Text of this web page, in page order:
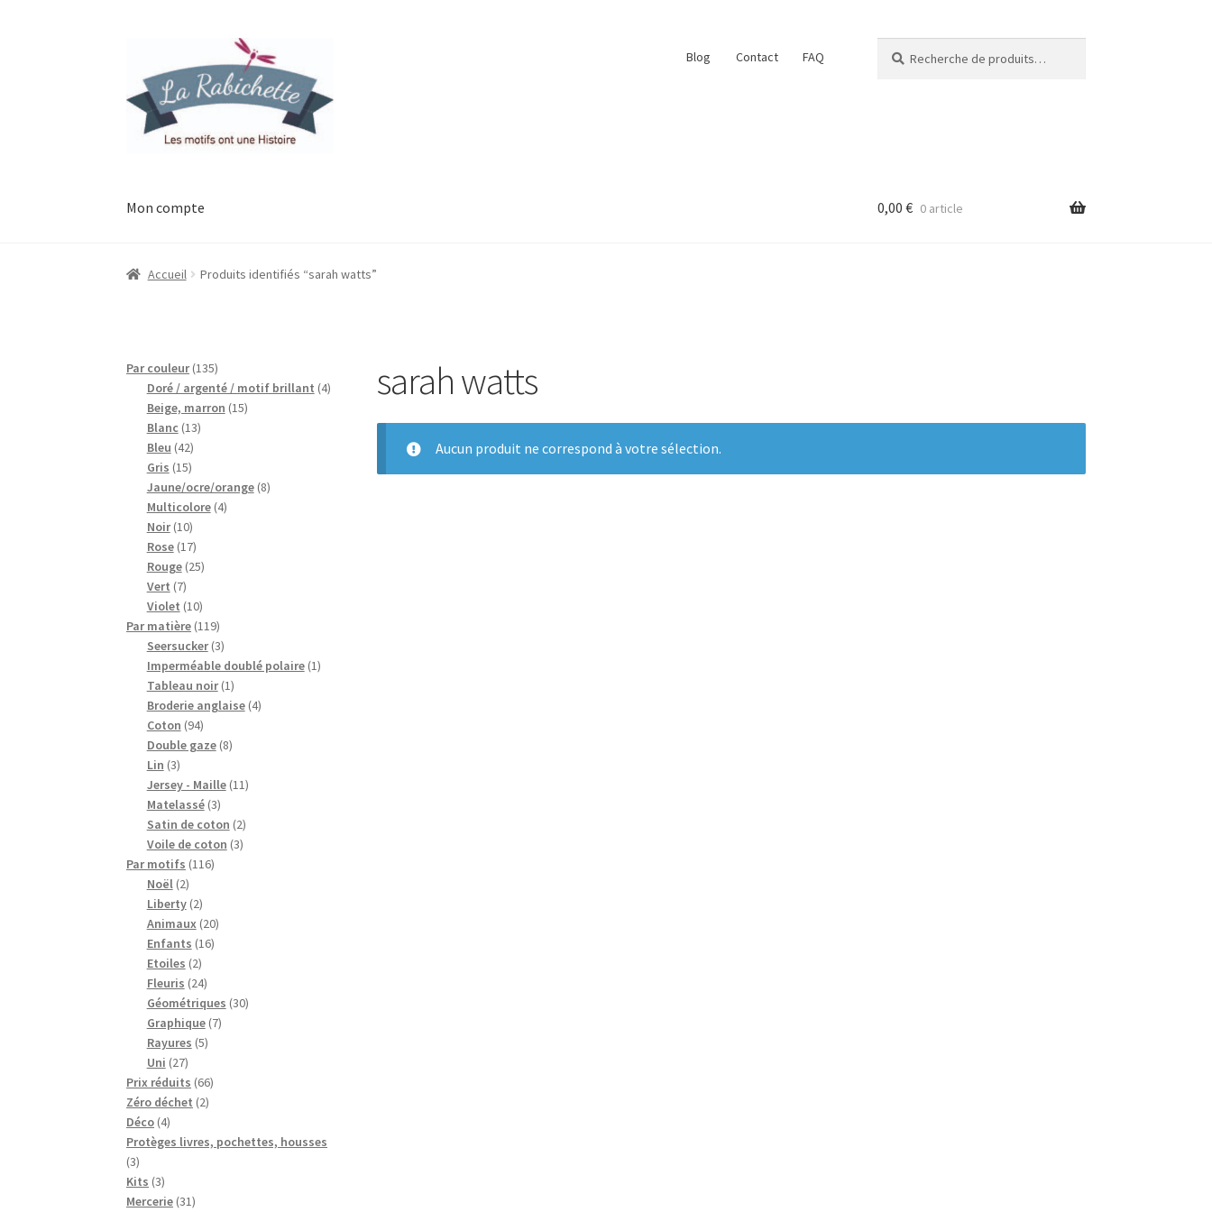
la
navigation
contenu
Blog Contact FAQ
pour :
Mon compte
Accueil Contact Ma liste de souhaits Mon espace
0,00 € 0 article
Accueil Produits identifiés “sarah watts”
sarah watts
Aucun produit ne correspond à votre sélection.
Par couleur 135135
produits
Doré / argenté / motif brillant 44
Beige, marron 1515
Blanc 1313
Bleu 4242
produits
Gris 1515
produits
Jaune/ocre/orange 88
Multicolore 44
Noir 1010
produits
Rose 1717
produits
Rouge 2525
Vert 77
produits
Violet 1010
produits
Par matière 119119
produits
Seersucker 33
produits
Imperméable doublé polaire 11
Tableau noir 11
produit
Broderie anglaise 44
Coton 9494
produits
Double gaze 88
Lin 33
produits
Jersey - Maille 1111
Matelassé 33
produits
Satin de coton 22
produits
Voile de coton 33
Par motifs 116116
Noël 22
produits
Liberty 22
produits
Animaux 2020
Enfants 1616
Etoiles 22
produits
Fleuris 2424
produits
Géométriques 3030
Graphique 77
Rayures 55
Uni 2727
produits
Prix réduits 6666
Zéro déchet 22
Déco 44
produits
Protèges livres, pochettes, housses
33
produits
Kits 33
produits
Mercerie 3131